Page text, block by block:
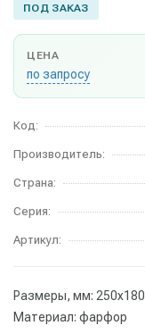
ПОД ЗАКАЗ
ЦЕНА
по запросу
Код:
Производитель:
Страна:
Серия:
Артикул:
Размеры, мм: 250х180
Материал: фарфор